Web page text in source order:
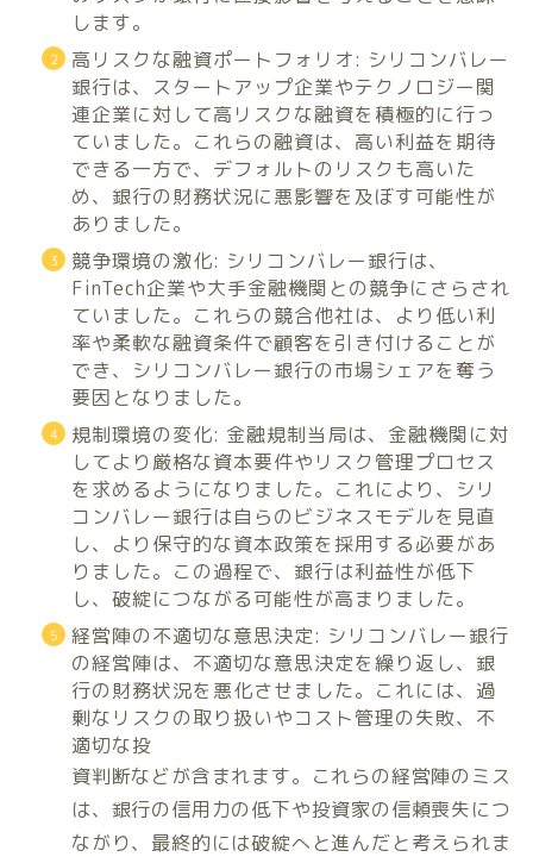
します。
高リスクな融資ポートフォリオ: シリコンバレー
銀行は、スタートアップ企業やテクノロジー関
連企業に対して高リスクな融資を積極的に行っ
ていました。これらの融資は、高い利益を期待
できる一方で、デフォルトのリスクも高いた
め、銀行の財務状況に悪影響を及ぼす可能性が
ありました。
競争環境の激化: シリコンバレー銀行は、
FinTech企業や大手金融機関との競争にさらされ
ていました。これらの競合他社は、より低い利
率や柔軟な融資条件で顧客を引き付けることが
でき、シリコンバレー銀行の市場シェアを奪う
要因となりました。
規制環境の変化: 金融規制当局は、金融機関に対
してより厳格な資本要件やリスク管理プロセス
を求めるようになりました。これにより、シリ
コンバレー銀行は自らのビジネスモデルを見直
し、より保守的な資本政策を採用する必要があ
りました。この過程で、銀行は利益性が低下
し、破綻につながる可能性が高まりました。
経営陣の不適切な意思決定: シリコンバレー銀行
の経営陣は、不適切な意思決定を繰り返し、銀
行の財務状況を悪化させました。これには、過
剰なリスクの取り扱いやコスト管理の失敗、不
適切な投
資判断などが含まれます。これらの経営陣のミス
は、銀行の信用力の低下や投資家の信頼喪失につ
ながり、最終的には破綻へと進んだと考えられま